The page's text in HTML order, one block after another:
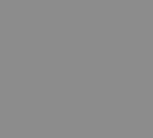
列蒐藏雕像 悟空 鳥山